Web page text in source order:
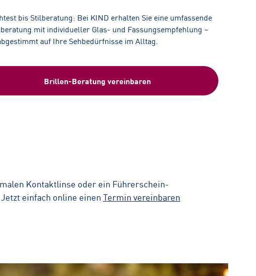
bis Stilberatung: Bei KIND erhalten Sie eine umfassende
mit individueller Glas- und Fassungsempfehlung –
auf Ihre Sehbedürfnisse im Alltag.
Brillen-Beratung vereinbaren
Kontaktlinse oder ein Führerschein-
einfach online einenTermin vereinbaren